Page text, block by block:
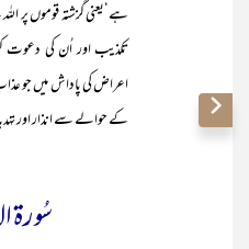
ہے‘یعنی گزشتہ قوموں پر
تکذیب اور اُن کی دعوت
اعراض کی پاداش میں جو
کے حوالے سے انذار اور
سُورۃ